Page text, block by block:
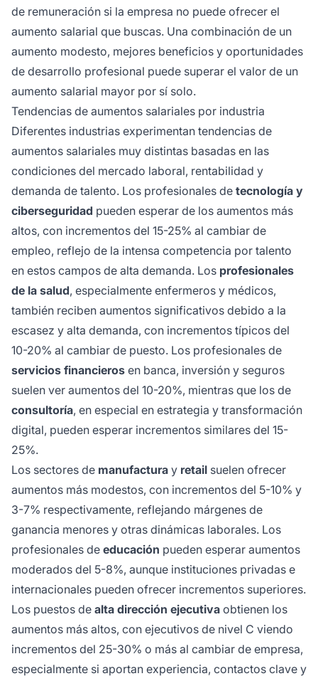
de remuneración si la empresa no puede ofrecer el
aumento salarial que buscas. Una combinación de un
aumento modesto, mejores beneficios y oportunidades
de desarrollo profesional puede superar el valor de un
aumento salarial mayor por sí solo.
Tendencias de aumentos salariales por industria
Diferentes industrias experimentan tendencias de
aumentos salariales muy distintas basadas en las
condiciones del mercado laboral, rentabilidad y
demanda de talento. Los profesionales de tecnología y
ciberseguridad pueden esperar de los aumentos más
altos, con incrementos del 15-25% al cambiar de
empleo, reflejo de la intensa competencia por talento
en estos campos de alta demanda. Los profesionales
de la salud, especialmente enfermeros y médicos,
también reciben aumentos significativos debido a la
escasez y alta demanda, con incrementos típicos del
10-20% al cambiar de puesto. Los profesionales de
servicios financieros en banca, inversión y seguros
suelen ver aumentos del 10-20%, mientras que los de
consultoría, en especial en estrategia y transformación
digital, pueden esperar incrementos similares del 15-
25%.
Los sectores de manufactura y retail suelen ofrecer
aumentos más modestos, con incrementos del 5-10% y
3-7% respectivamente, reflejando márgenes de
ganancia menores y otras dinámicas laborales. Los
profesionales de educación pueden esperar aumentos
moderados del 5-8%, aunque instituciones privadas e
internacionales pueden ofrecer incrementos superiores.
Los puestos de alta dirección ejecutiva obtienen los
aumentos más altos, con ejecutivos de nivel C viendo
incrementos del 25-30% o más al cambiar de empresa,
especialmente si aportan experiencia, contactos clave y